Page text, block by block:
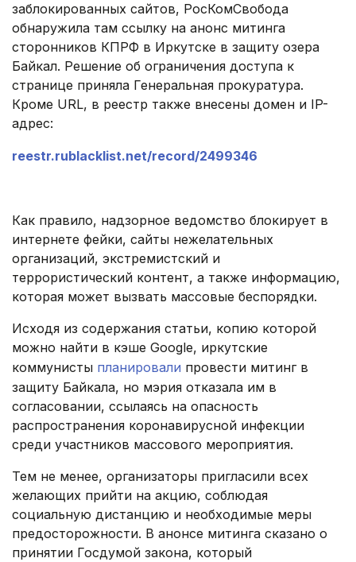
заблокированных сайтов, РосКомСвобода
обнаружила там ссылку на анонс митинга
сторонников КПРФ в Иркутске в защиту озера
Байкал. Решение об ограничения доступа к
странице приняла Генеральная прокуратура.
Кроме URL, в реестр также внесены домен и IP-
адрес:
reestr.rublacklist.net/record/2499346
Как правило, надзорное ведомство блокирует в
интернете фейки, сайты нежелательных
организаций, экстремистский и
террористический контент, а также информацию,
которая может вызвать массовые беспорядки.
Исходя из содержания статьи, копию которой
можно найти в кэше Google, иркутские
коммунисты планировали провести митинг в
защиту Байкала, но мэрия отказала им в
согласовании, ссылаясь на опасность
распространения коронавирусной инфекции
среди участников массового мероприятия.
Тем не менее, организаторы пригласили всех
желающих прийти на акцию, соблюдая
социальную дистанцию и необходимые меры
предосторожности. В анонсе митинга сказано о
принятии Госдумой закона, который